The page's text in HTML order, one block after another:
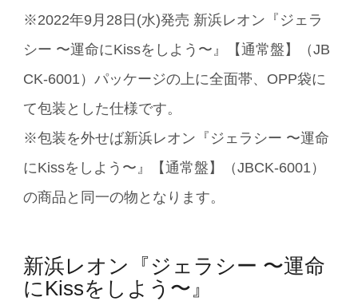
※2022年9月28日(水)発売 新浜レオン『ジェラ
シー 〜運命にKissをしよう〜』【通常盤】（JB
CK-6001）パッケージの上に全面帯、OPP袋に
て包装とした仕様です。
※包装を外せば新浜レオン『ジェラシー 〜運命
にKissをしよう〜』【通常盤】（JBCK-6001）
の商品と同一の物となります。
新浜レオン『ジェラシー 〜運命
にKissをしよう〜』